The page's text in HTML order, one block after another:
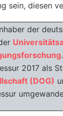
sein, diesen
der
.
2017 als
(DOG)